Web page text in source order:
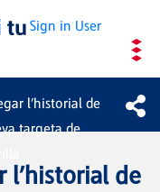
Sign in User
l’historial de
targeta de
l’historial de